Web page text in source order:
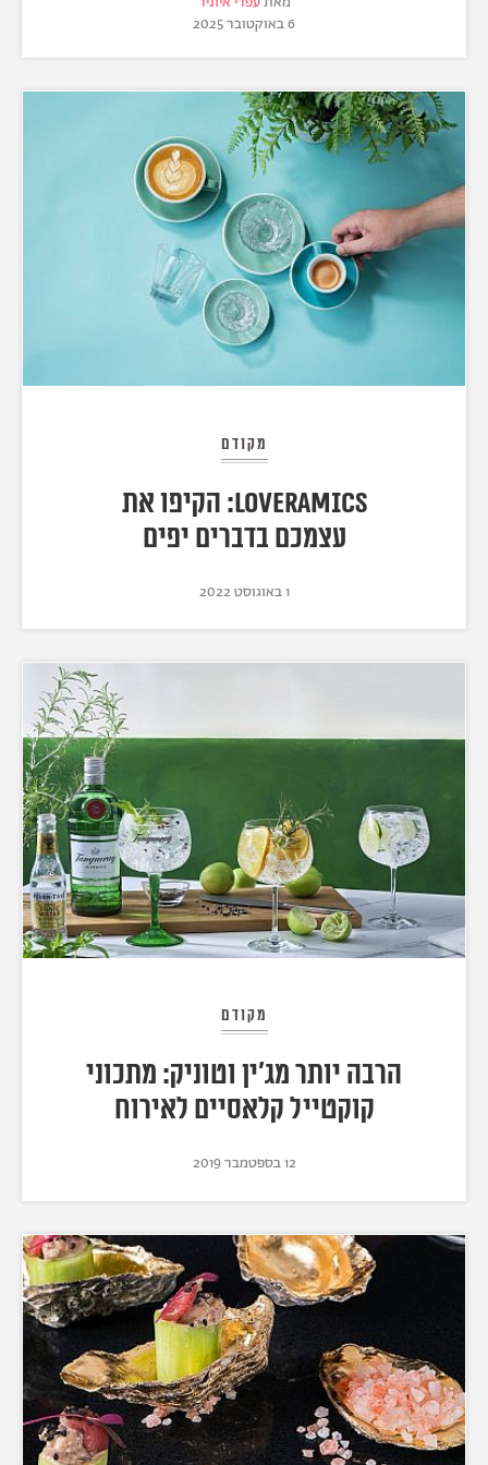
6 באוקטובר 2025
מקודם
LOVERAMICS: הקיפו את
עצמכם בדברים יפים
1 באוגוסט 2022
מקודם
הרבה יותר מג'ין וטוניק: מתכוני
קוקטייל קלאסיים לאירוח
12 בספטמבר 2019